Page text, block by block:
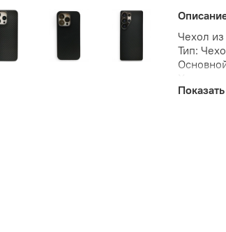
Чехол
Тип:
Защита